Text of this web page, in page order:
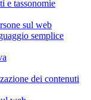
e tassonomie
sul web
semplice
dei contenuti